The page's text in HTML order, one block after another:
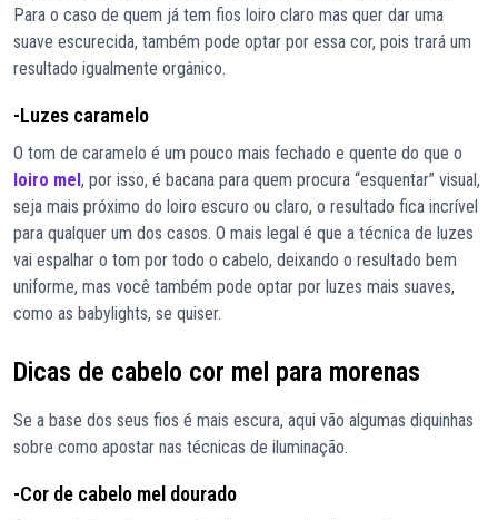
Para o caso de quem já tem fios loiro claro mas quer dar uma
suave escurecida, também pode optar por essa cor, pois trará um
resultado igualmente orgânico.
-Luzes caramelo
O tom de caramelo é um pouco mais fechado e quente do que o
loiro mel, por isso, é bacana para quem procura “esquentar” visual,
seja mais próximo do loiro escuro ou claro, o resultado fica incrível
para qualquer um dos casos. O mais legal é que a técnica de luzes
vai espalhar o tom por todo o cabelo, deixando o resultado bem
uniforme, mas você também pode optar por luzes mais suaves,
como as babylights, se quiser.
Dicas de cabelo cor mel para morenas
Se a base dos seus fios é mais escura, aqui vão algumas diquinhas
sobre como apostar nas técnicas de iluminação.
-Cor de cabelo mel dourado